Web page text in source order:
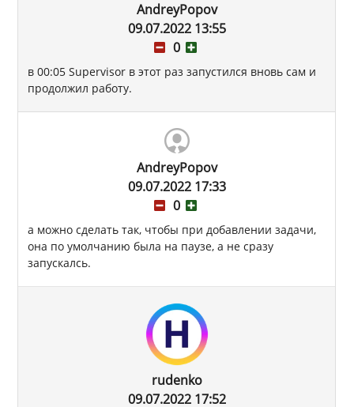
AndreyPopov
09.07.2022 13:55
0
в 00:05 Supervisor в этот раз запустился вновь сам и
продолжил работу.
AndreyPopov
09.07.2022 17:33
0
а можно сделать так, чтобы при добавлении задачи,
она по умолчанию была на паузе, а не сразу
запускалсь.
rudenko
09.07.2022 17:52